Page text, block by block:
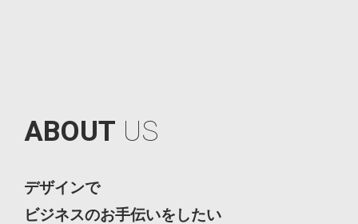
ABOUT US
デザインで
ビジネスのお手伝いをしたい